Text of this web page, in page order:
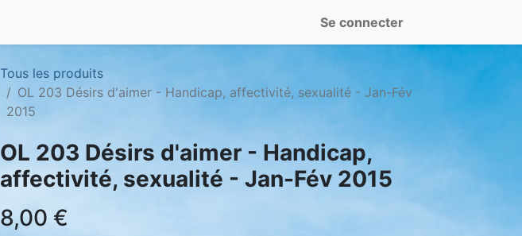
Se connecter
Tous les produits
OL 203 Désirs d'aimer - Handicap, affectivité, sexualité - Jan-Fév
2015
OL 203 Désirs d'aimer - Handicap,
affectivité, sexualité - Jan-Fév 2015
8,00 €